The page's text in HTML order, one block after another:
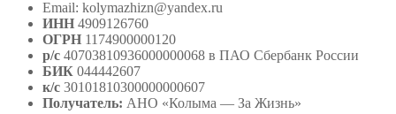
Email: kolymazhizn@yandex.ru
ИНН 4909126760
ОГРН 1174900000120
р/с 40703810936000000068 в ПАО Сбербанк России
БИК 044442607
к/с 30101810300000000607
Получатель: АНО «Колыма — За Жизнь»